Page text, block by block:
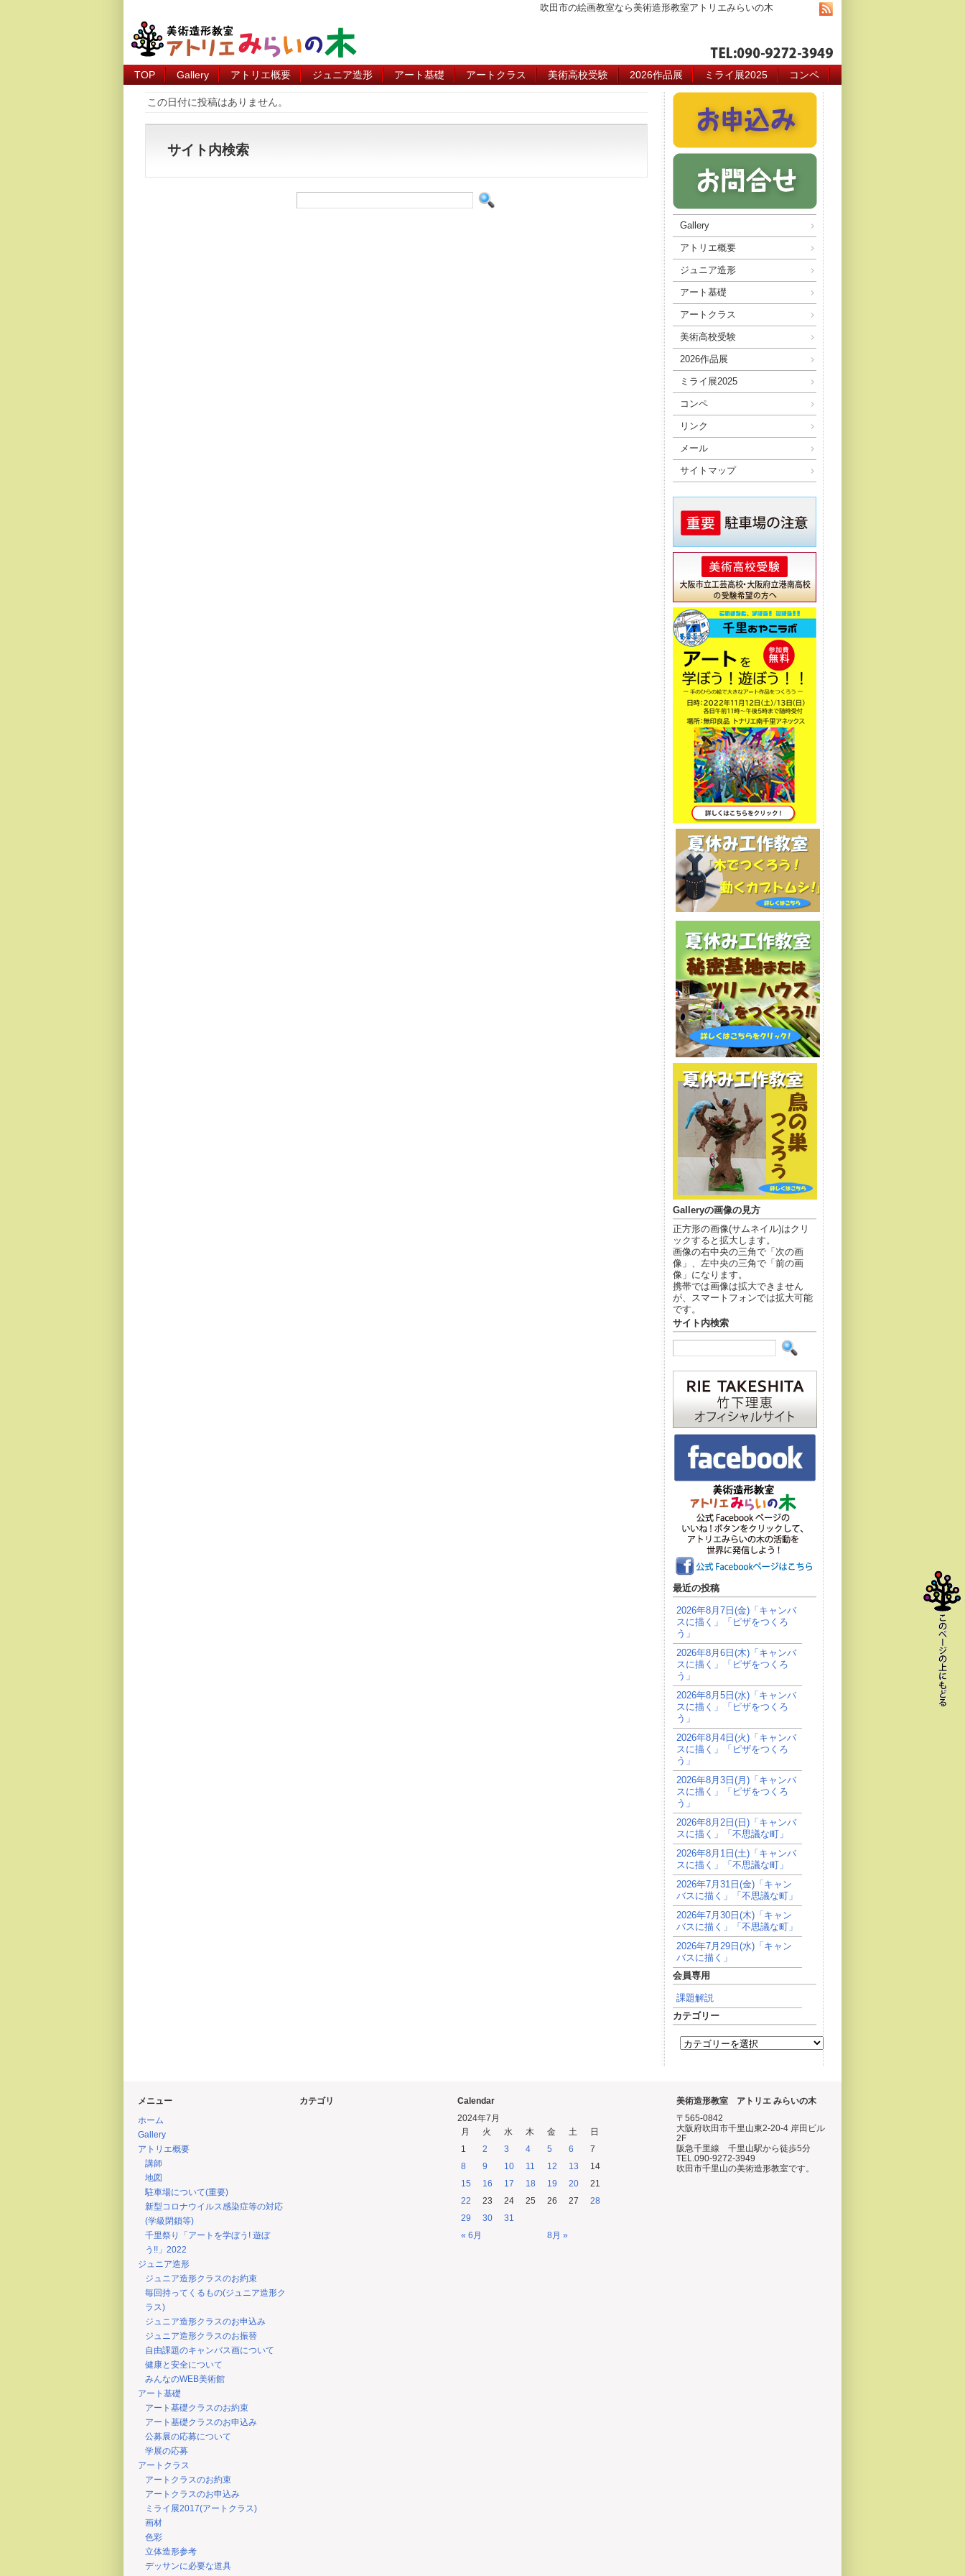
吹田市の絵画教室なら美術造形教室アトリエみらいの木
TOP Gallery アトリエ概要 ジュニア造形 アート基礎 アートクラス 美術高校受験 2026作品展 ミライ展2025 コンペ
この日付に投稿はありません。
サイト内検索
Gallery
アトリエ概要
ジュニア造形
アート基礎
アートクラス
美術高校受験
2026作品展
ミライ展2025
コンペ
リンク
メール
サイトマップ
Galleryの画像の見方
正方形の画像(サムネイル)はクリ
ックすると拡大します。
画像の右中央の三角で「次の画
像」、左中央の三角で「前の画
像」になります。
携帯では画像は拡大できません
が、スマートフォンでは拡大可能
です。
サイト内検索
最近の投稿
2026年8月7日(金)「キャンバ
スに描く」「ピザをつくろ
う」
2026年8月6日(木)「キャンバ
スに描く」「ピザをつくろ
う」
2026年8月5日(水)「キャンバ
スに描く」「ピザをつくろ
う」
2026年8月4日(火)「キャンバ
スに描く」「ピザをつくろ
う」
2026年8月3日(月)「キャンバ
スに描く」「ピザをつくろ
う」
2026年8月2日(日)「キャンバ
スに描く」「不思議な町」
2026年8月1日(土)「キャンバ
スに描く」「不思議な町」
2026年7月31日(金)「キャン
バスに描く」「不思議な町」
2026年7月30日(木)「キャン
バスに描く」「不思議な町」
2026年7月29日(水)「キャン
バスに描く」
会員専用
課題解説
カテゴリー
メニュー
ホーム
Gallery
アトリエ概要
講師
地図
駐車場について(重要)
新型コロナウイルス感染症等の対応
(学級閉鎖等)
千里祭り「アートを学ぼう! 遊ぼ
う!!」2022
ジュニア造形
ジュニア造形クラスのお約束
毎回持ってくるもの(ジュニア造形ク
ラス)
ジュニア造形クラスのお申込み
ジュニア造形クラスのお振替
自由課題のキャンバス画について
健康と安全について
みんなのWEB美術館
アート基礎
アート基礎クラスのお約束
アート基礎クラスのお申込み
公募展の応募について
学展の応募
アートクラス
アートクラスのお約束
アートクラスのお申込み
ミライ展2017(アートクラス)
画材
色彩
立体造形参考
デッサンに必要な道具
カテゴリ
Calendar
2024年7月
月
火 水 木 金 土 日
« 6月 8月 »
1 2 3 4 5 6
7
8
9 10 11 12 13
14
15
16 17 18 19 20
21
22
23 24 25 26 27
28
29
30 31
美術造形教室 アトリエ みらいの木
〒565-0842
大阪府吹田市千里山東2-20-4 岸田ビル
2F
阪急千里線 千里山駅から徒歩5分
TEL.090-9272-3949
吹田市千里山の美術造形教室です。